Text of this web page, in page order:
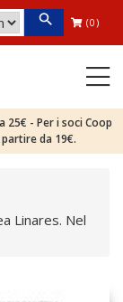
(0)
25€ - Per i soci Coop
da 19€.
Linares. Nel